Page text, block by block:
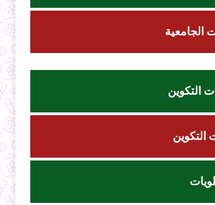
الجامعية
التكوين
التكوين